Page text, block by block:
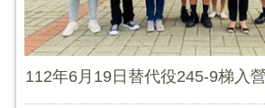
112年6月19日替代役245-9梯入營